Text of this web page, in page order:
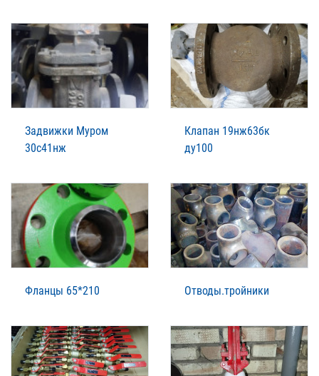
Задвижки Муром
30с41нж
Клапан 19нж63бк
ду100
Фланцы 65*210 Отводы.тройники